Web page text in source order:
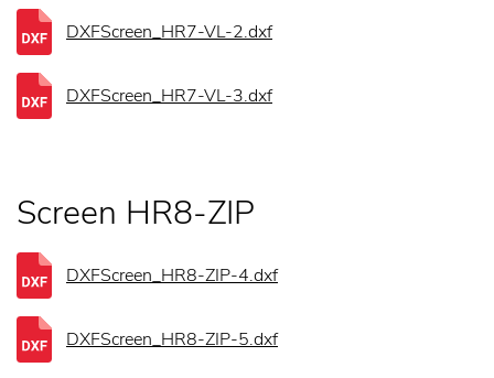
DXFScreen_HR7-VL-2.dxf
DXFScreen_HR7-VL-3.dxf
Screen HR8-ZIP
DXFScreen_HR8-ZIP-4.dxf
DXFScreen_HR8-ZIP-5.dxf